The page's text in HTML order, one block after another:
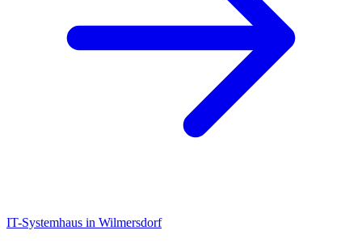
IT-Systemhaus in Wilmersdorf